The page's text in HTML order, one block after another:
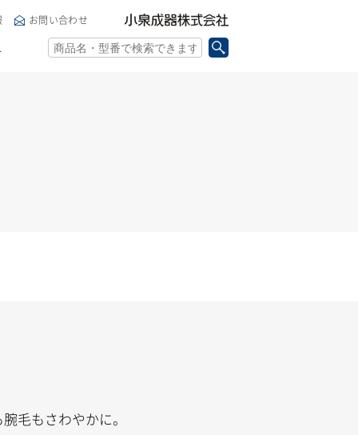
お問い合わせ
毛もさわやかに。